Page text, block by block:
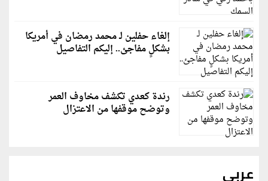
إلغاء حفلين لـ محمد رمضان في أمريكا
بشكلٍ مفاجئ.. إليكم التفاصيل
رندة كعدي تكشف مخاوف العمر
وتوضح موقفها من الاعتزال
عربي